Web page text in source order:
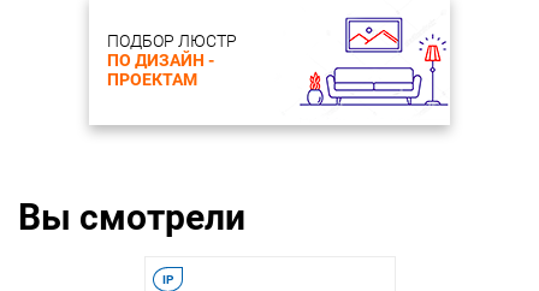
ПОДБОР ЛЮСТР
ПО ДИЗАЙН -
ПРОЕКТАМ
Вы смотрели
IP